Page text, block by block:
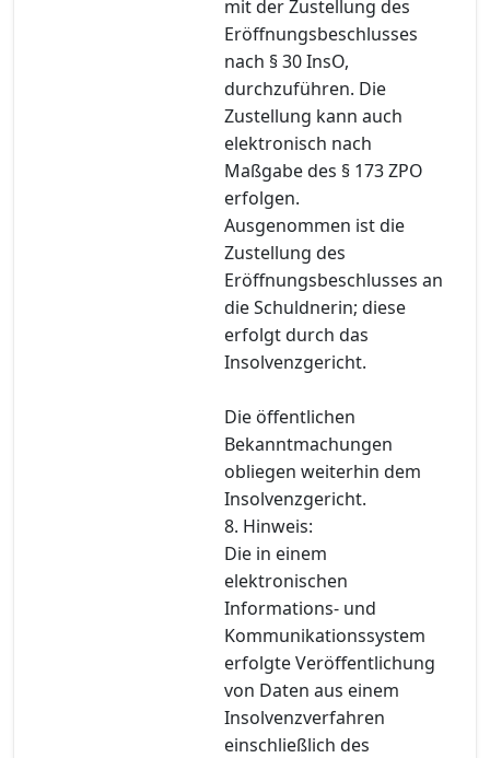
mit der Zustellung des
Eröffnungsbeschlusses
nach § 30 InsO,
durchzuführen. Die
Zustellung kann auch
elektronisch nach
Maßgabe des § 173 ZPO
erfolgen.
Ausgenommen ist die
Zustellung des
Eröffnungsbeschlusses an
die Schuldnerin; diese
erfolgt durch das
Insolvenzgericht.
Die öffentlichen
Bekanntmachungen
obliegen weiterhin dem
Insolvenzgericht.
8. Hinweis:
Die in einem
elektronischen
Informations- und
Kommunikationssystem
erfolgte Veröffentlichung
von Daten aus einem
Insolvenzverfahren
einschließlich des